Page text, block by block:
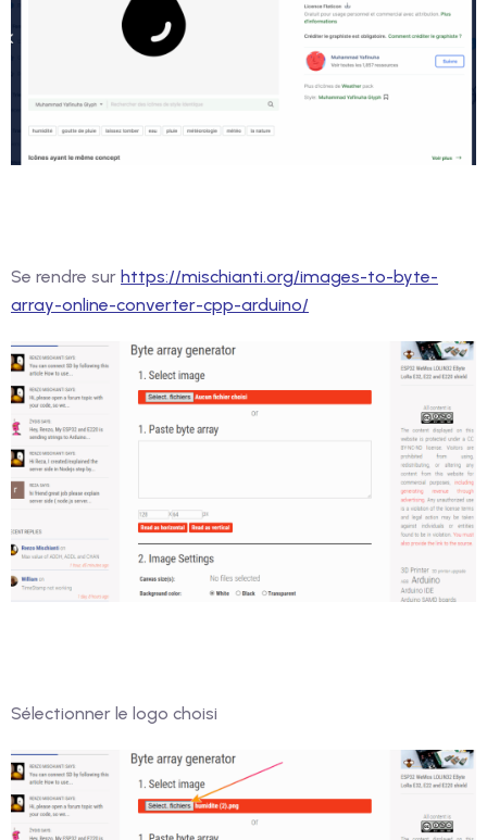
Se rendre sur https://mischianti.org/images-to-byte-
array-online-converter-cpp-arduino/
Sélectionner le logo choisi